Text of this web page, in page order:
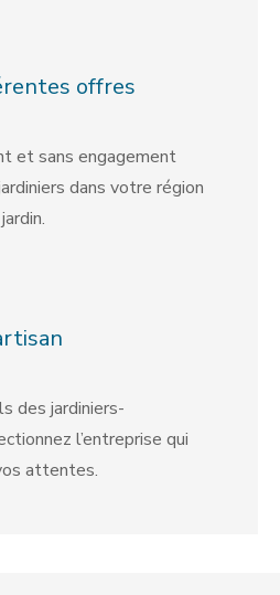
offres
et sans engagement
dans votre région
des jardiniers-
l’entreprise qui
attentes.